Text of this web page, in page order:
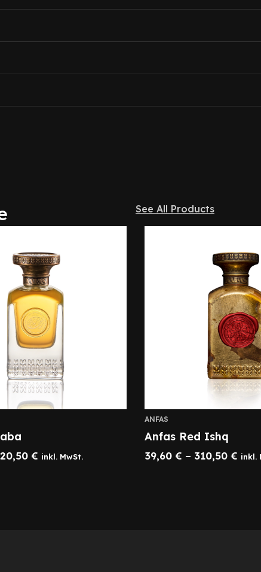
See All Products
€ inkl. MwSt.
ANFAS
Anfas Red Ishq
39,60 € – 310,50 € inkl.